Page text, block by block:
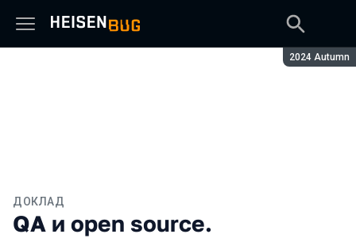
Сезон:
2024 Autumn
ДОКЛАД
QA и open source.